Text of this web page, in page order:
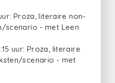
Proza, literaire non-
scenario - met Leen
uur: Proza, literaire
scenario - met